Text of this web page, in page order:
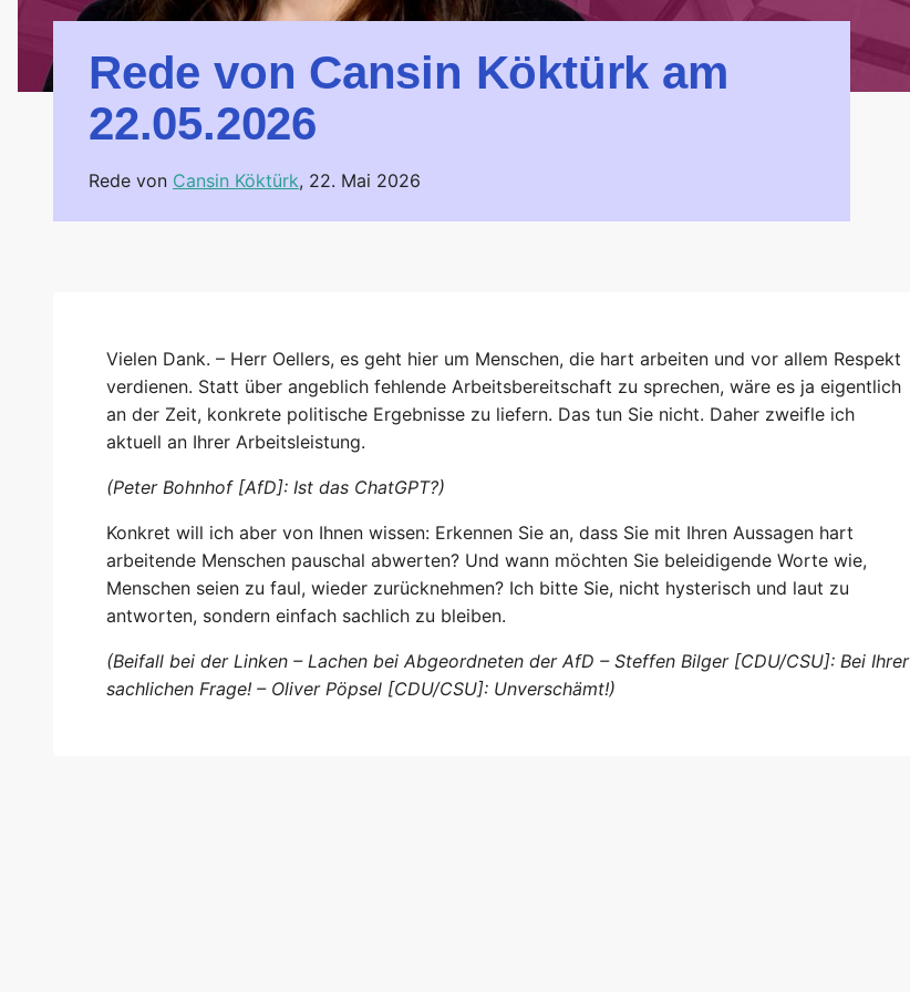
Rede von Cansin Köktürk am
22.05.2026
Rede von Cansin Köktürk, 22. Mai 2026
Vielen Dank. – Herr Oellers, es geht hier um Menschen, die hart arbeiten und vor allem Respekt
verdienen. Statt über angeblich fehlende Arbeitsbereitschaft zu sprechen, wäre es ja eigentlich
an der Zeit, konkrete politische Ergebnisse zu liefern. Das tun Sie nicht. Daher zweifle ich
aktuell an Ihrer Arbeitsleistung.
(Peter Bohnhof [AfD]: Ist das ChatGPT?)
Konkret will ich aber von Ihnen wissen: Erkennen Sie an, dass Sie mit Ihren Aussagen hart
arbeitende Menschen pauschal abwerten? Und wann möchten Sie beleidigende Worte wie,
Menschen seien zu faul, wieder zurücknehmen? Ich bitte Sie, nicht hysterisch und laut zu
antworten, sondern einfach sachlich zu bleiben.
(Beifall bei der Linken – Lachen bei Abgeordneten der AfD – Steffen Bilger [CDU/CSU]: Bei Ihrer
sachlichen Frage! – Oliver Pöpsel [CDU/CSU]: Unverschämt!)